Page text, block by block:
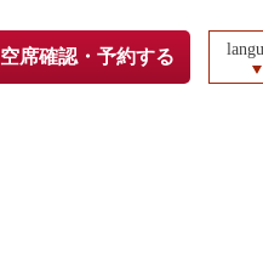
空席確認・予約する